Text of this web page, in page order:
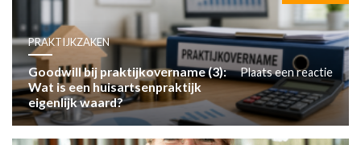
PRAKTIJKZAKEN
Goodwill bij praktijkovername (3):
Wat is een huisartsenpraktijk
eigenlijk waard?
Plaats een reactie